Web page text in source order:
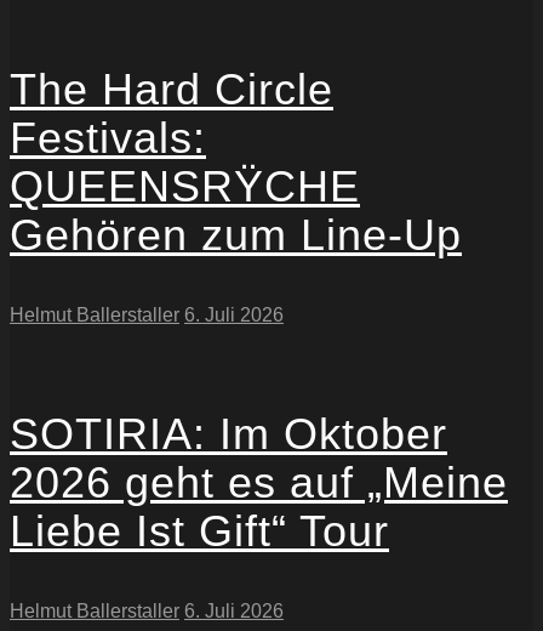
The Hard Circle
Festivals:
QUEENSRŸCHE
Gehören zum Line-Up
Helmut Ballerstaller 6. Juli 2026
SOTIRIA: Im Oktober
2026 geht es auf „Meine
Liebe Ist Gift“ Tour
Helmut Ballerstaller 6. Juli 2026